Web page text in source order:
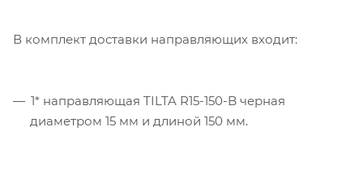
В комплект доставки направляющих входит:
1* направляющая TILTA R15-150-B черная
диаметром 15 мм и длиной 150 мм.